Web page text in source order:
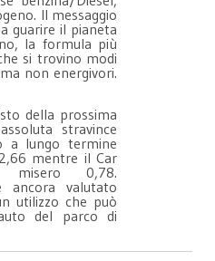
Il messaggio
guarire il pianeta
la formula più
si trovino modi
non energivori.
della prossima
stravince
a lungo termine
mentre il Car
misero 0,78.
ancora valutato
utilizzo che può
del parco di